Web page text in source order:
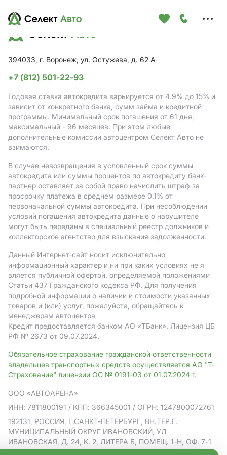
394033, г. Воронеж, ул. Остужева, д. 62 А
+7 (812) 501-22-93
Годовая ставка автокредита варьируется от 4.9% до 15% и
зависит от конкретного банка, сумм займа и кредитной
программы. Минимальный срок погашения от 61 дня,
максимальный - 96 месяцев. При этом любые
дополнительные комиссии автоцентром Селект Авто не
взимаются.
В случае невозвращения в условленный срок суммы
автокредита или суммы процентов по автокредиту банк-
партнер оставляет за собой право начислить штраф за
просрочку платежа в среднем размере 0,1% от
первоначальной суммы автокредита. При несоблюдении
условий погашения автокредита данные о нарушителе
могут быть переданы в специальный реестр должников и
коллекторское агентство для взыскания задолженности.
Данный Интернет-сайт носит исключительно
информационный характер и ни при каких условиях не я
вляется публичной офертой, определяемой положениями
Статьи 437 Гражданского кодекса РФ. Для получения
подробной информации о наличии и стоимости указанных
товаров и (или) услуг, пожалуйста, обращайтесь к
менеджерам автоцентра
Кредит предоставляется банком АO «ТБанк». Лицензия ЦБ
РФ № 2673 от 09.07.2024.
Обязательное страхование гражданской ответственности
владельцев транспортных средств осуществляется АО "Т-
Страхование" лицензии ОС № 0191-03 от 01.07.2024 г.
ООО «АВТОАРЕНА»
ИНН: 7811800191 / КПП: 366345001 / ОГРН: 1247800072761
192131, РОССИЯ, Г.САНКТ-ПЕТЕРБУРГ, ВН.ТЕР.Г.
МУНИЦИПАЛЬНЫЙ ОКРУГ ИВАНОВСКИЙ, УЛ
ИВАНОВСКАЯ, Д. 24, К. 2, ЛИТЕРА Б, ПОМЕЩ. 1-Н, ОФ. 7-1